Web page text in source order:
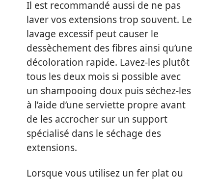
Il est recommandé aussi de ne pas
laver vos extensions trop souvent. Le
lavage excessif peut causer le
dessèchement des fibres ainsi qu’une
décoloration rapide. Lavez-les plutôt
tous les deux mois si possible avec
un shampooing doux puis séchez-les
à l’aide d’une serviette propre avant
de les accrocher sur un support
spécialisé dans le séchage des
extensions.
Lorsque vous utilisez un fer plat ou